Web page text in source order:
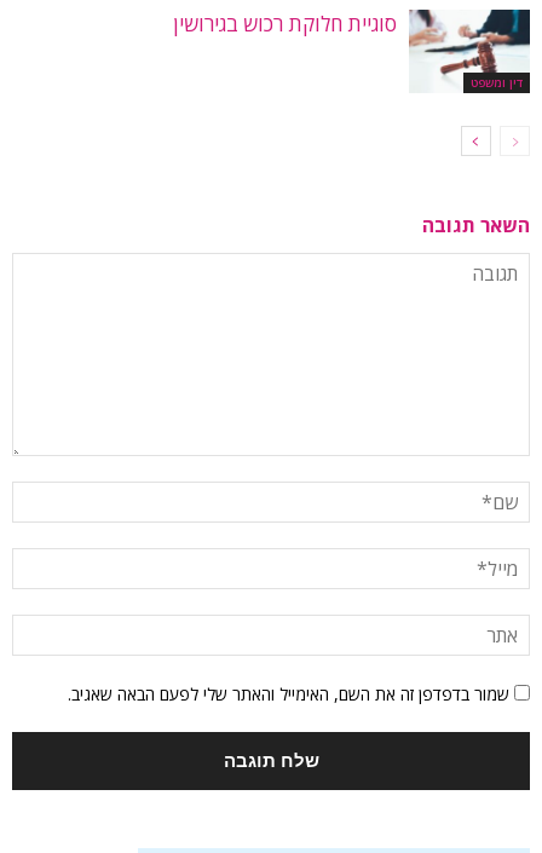
דין ומשפט
סוגיית חלוקת רכוש בגירושין
השאר תגובה
שמור בדפדפן זה את השם, האימייל והאתר שלי לפעם הבאה שאגיב.